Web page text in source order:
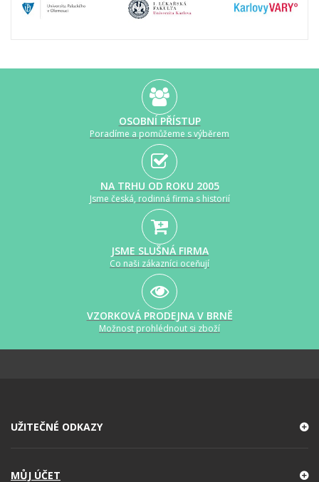
OSOBNÍ PŘÍSTUP
Poradíme a pomůžeme s výběrem
NA TRHU OD ROKU 2005
Jsme česká, rodinná firma s historií
JSME SLUŠNÁ FIRMA
Co naši zákazníci oceňují
VZORKOVÁ PRODEJNA V BRNĚ
Možnost prohlédnout si zboží
UŽITEČNÉ ODKAZY
MŮJ ÚČET